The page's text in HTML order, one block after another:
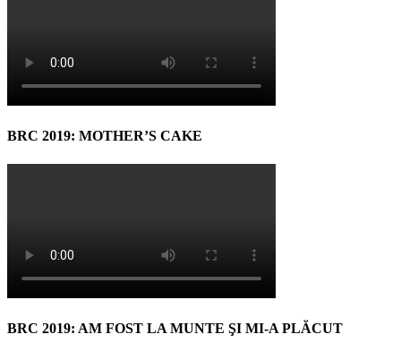
BRC 2019: MOTHER’S CAKE
BRC 2019: AM FOST LA MUNTE ŞI MI-A PLĂCUT